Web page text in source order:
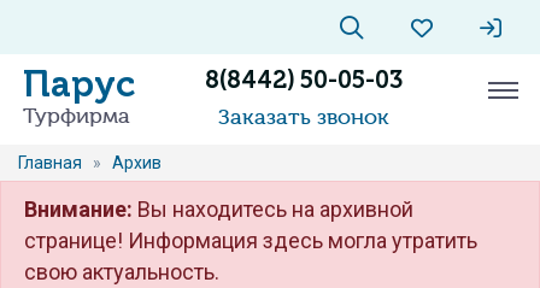
Парус
Турфирма
8(8442) 50-05-03
Заказать звонок
Главная » Архив
Внимание: Вы находитесь на архивной
странице! Информация здесь могла утратить
свою актуальность.